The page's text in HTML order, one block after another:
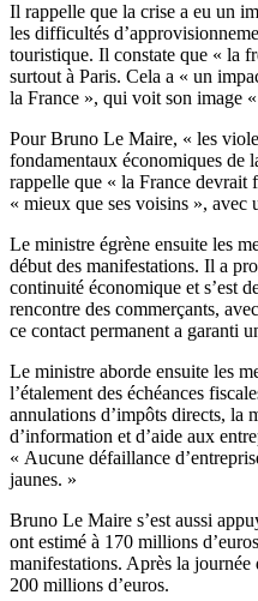
Il rappelle que la crise a eu un
les difficultés
touristique. Il constate que « la
surtout à Paris. Cela a « un
la France », qui voit son image
Pour Bruno Le Maire, « les
fondamentaux économiques de
rappelle que « la France devrait
« mieux que ses voisins », avec
Le ministre égrène ensuite les
début des manifestations. Il a
continuité économique et s’est
rencontre des commerçants,
ce contact permanent a garanti
Le ministre aborde ensuite les
l’étalement des échéances
annulations d’impôts directs, la
d’information et d’aide aux
« Aucune défaillance
jaunes. »
Bruno Le Maire s’est aussi
ont estimé à 170 millions
manifestations. Après la journée
200 millions d’euros.